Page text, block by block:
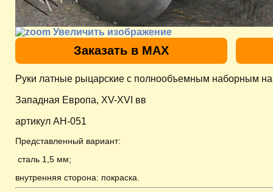
Увеличить изображение
Заказать в MAX
Руки латные рыцарские с полнообъемным наборным
Западная Европa, XV-XVI вв
артикул AH-051
Представленный вариант:
сталь 1,5 мм;
внутренняя сторона: покраска.